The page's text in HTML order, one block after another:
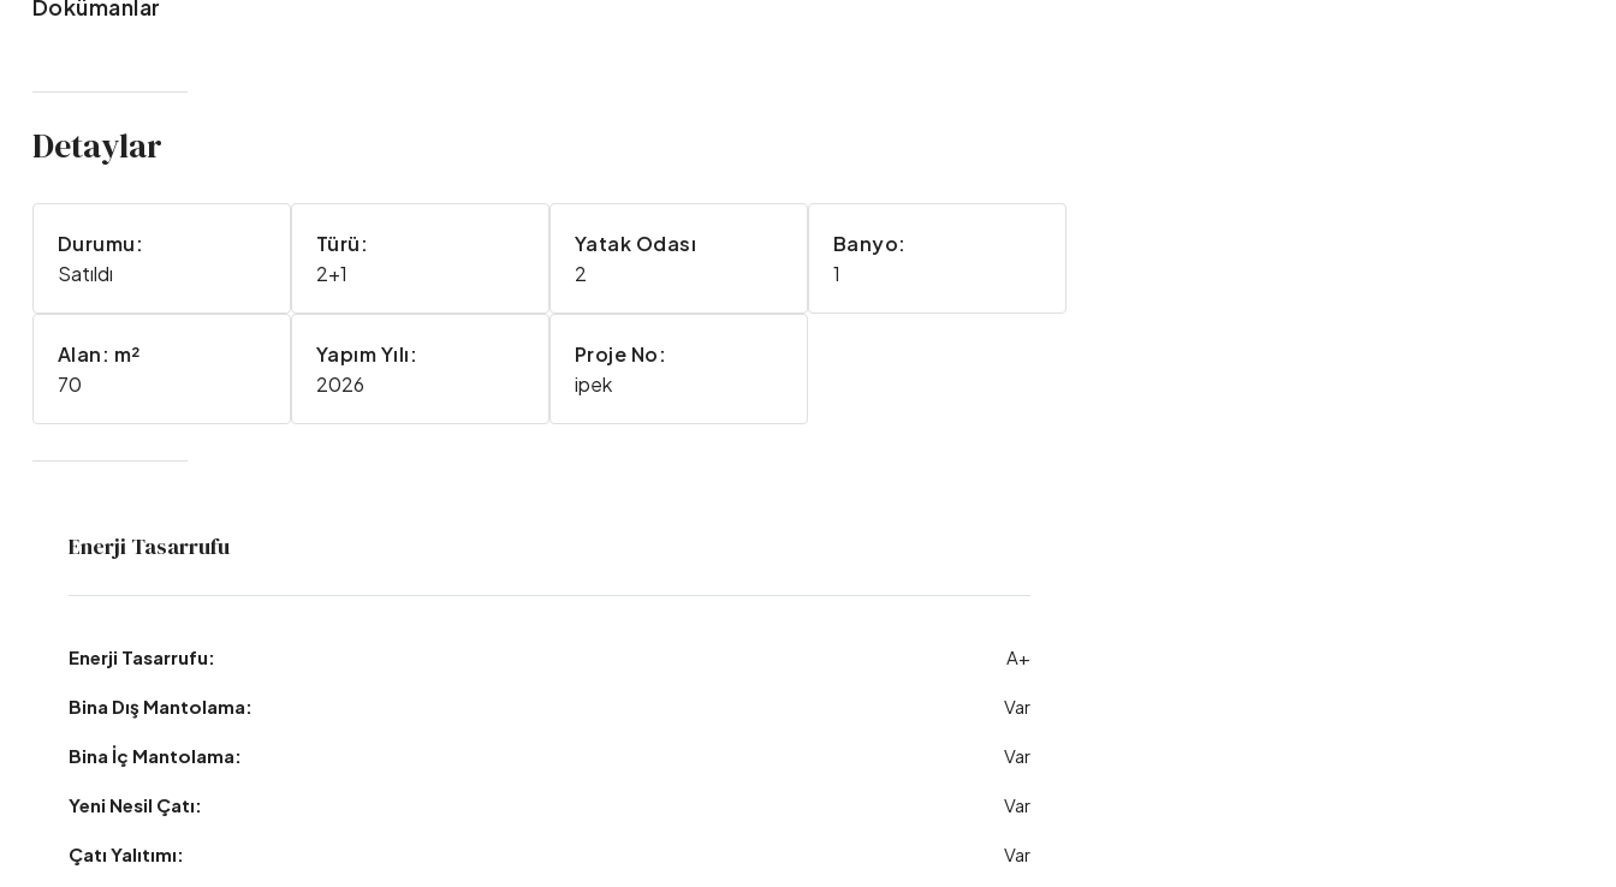
Dokümanlar
Detaylar
Durumu:
Satıldı
Türü:
2+1
Yatak Odası
2
Banyo:
1
Alan: m²
70
Yapım Yılı:
2026
Proje No:
ipek
Enerji Tasarrufu
Enerji Tasarrufu: A+
Bina Dış Mantolama: Var
Bina İç Mantolama: Var
Yeni Nesil Çatı: Var
Çatı Yalıtımı: Var